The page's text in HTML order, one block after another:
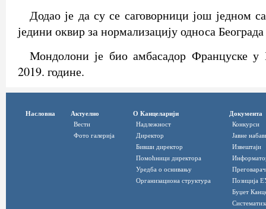
Додао је да су се саговорници још једном
једини оквир за нормализацију односа
Мондолони је био амбасадор Француске у
2019. године.
Насловна Актуелно
Вести
Фото галерија
О Канцеларији
Надлежност
Директор
Бивши директор
Помоћници директора
Уредба о оснивању
Организациона структура
Документа
Конкурси
Јавне
Извештаји
Позиција
Буџет